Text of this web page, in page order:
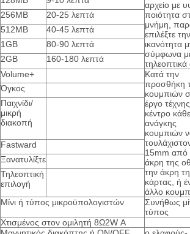
αρχείο με
ποιότητα
μνήμη,
επιλέξτε την
ικανότητα
σύμφωνα
τηλεοπτικά
256MB
20-25 λεπτά
512MB
40-45 λεπτά
1GB
80-90 λεπτά
2GB
160-180 λεπτά
Volume+
Κατά την
προσθήκη
κουμπιών
έργο
κέντρο κάθε
ανάγκης
κουμπιών
15mm από
άκρη της
την άκρη
κάρτας, ή
άλλο
Όγκος
Παιχνίδι/
μικρή
διακοπή
Fastward
Ξανατυλίξτε
Τηλεοπτική
επιλογή
Μίνι ή τύπος μικροϋπολογιστών
Συνήθως
τύπος
Χτισμένος στον ομιλητή 8Ω2W Α